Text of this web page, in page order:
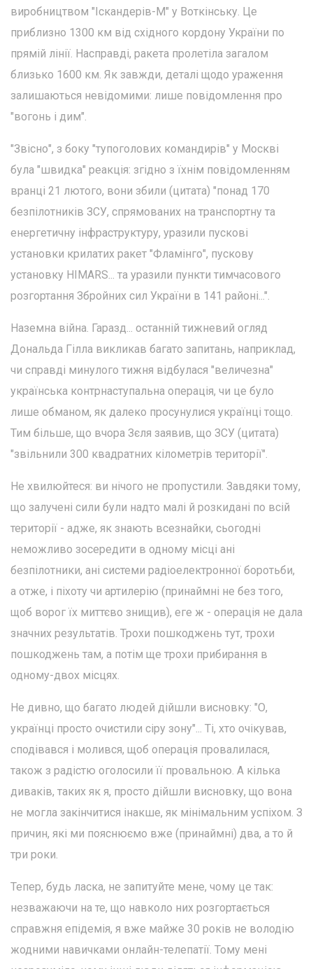
виробництвом "Іскандерів-М" у Воткінську. Це
приблизно 1300 км від східного кордону України по
прямій лінії. Насправді, ракета пролетіла загалом
близько 1600 км. Як завжди, деталі щодо ураження
залишаються невідомими: лише повідомлення про
"вогонь і дим".
"Звісно", з боку "тупоголових командирів" у Москві
була "швидка" реакція: згідно з їхнім повідомленням
вранці 21 лютого, вони збили (цитата) "понад 170
безпілотників ЗСУ, спрямованих на транспортну та
енергетичну інфраструктуру, уразили пускові
установки крилатих ракет "Фламінго", пускову
установку HIMARS... та уразили пункти тимчасового
розгортання Збройних сил України в 141 районі...".
Наземна війна. Гаразд... останній тижневий огляд
Дональда Гілла викликав багато запитань, наприклад,
чи справді минулого тижня відбулася "величезна"
українська контрнаступальна операція, чи це було
лише обманом, як далеко просунулися українці тощо.
Тим більше, що вчора Зєля заявив, що ЗСУ (цитата)
"звільнили 300 квадратних кілометрів території".
Не хвилюйтеся: ви нічого не пропустили. Завдяки тому,
що залучені сили були надто малі й розкидані по всій
території - адже, як знають всезнайки, сьогодні
неможливо зосередити в одному місці ані
безпілотники, ані системи радіоелектронної боротьби,
а отже, і піхоту чи артилерію (принаймні не без того,
щоб ворог їх миттєво знищив), еге ж - операція не дала
значних результатів. Трохи пошкоджень тут, трохи
пошкоджень там, а потім ще трохи прибирання в
одному-двох місцях.
Не дивно, що багато людей дійшли висновку: "О,
українці просто очистили сіру зону"... Ті, хто очікував,
сподівався і молився, щоб операція провалилася,
також з радістю оголосили її провальною. А кілька
диваків, таких як я, просто дійшли висновку, що вона
не могла закінчитися інакше, як мінімальним успіхом. З
причин, які ми пояснюємо вже (принаймні) два, а то й
три роки.
Тепер, будь ласка, не запитуйте мене, чому це так:
незважаючи на те, що навколо них розгортається
справжня епідемія, я вже майже 30 років не володію
жодними навичками онлайн-телепатії. Тому мені